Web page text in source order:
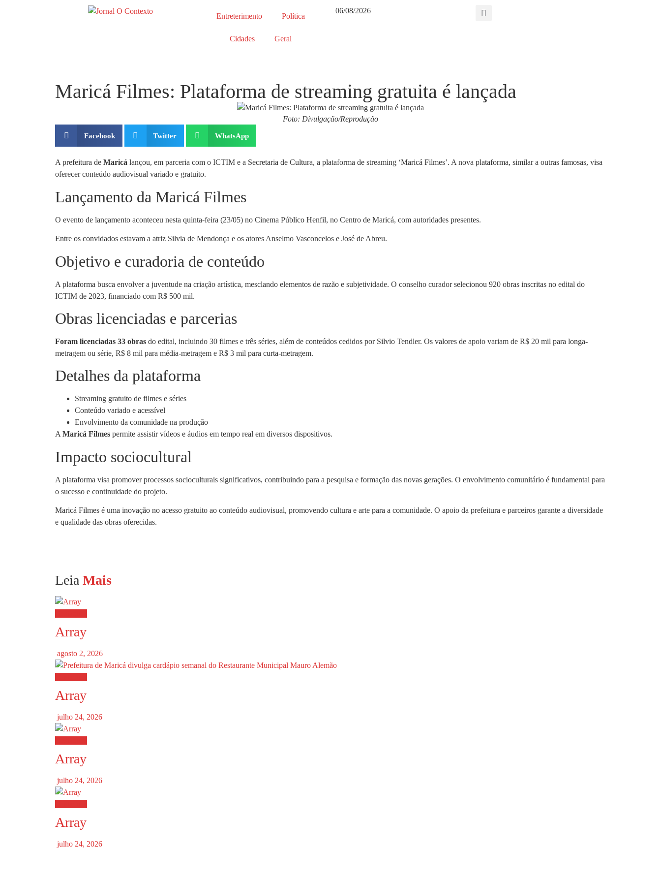
Entreterimento Política
Cidades Geral
06/08/2026
Maricá Filmes: Plataforma de streaming gratuita é lançada
Foto: Divulgação/Reprodução
Facebook Twitter WhatsApp
A prefeitura de Maricá lançou, em parceria com o ICTIM e a Secretaria de Cultura, a plataforma de streaming ‘Maricá Filmes’. A nova plataforma, similar a outras famosas, visa
oferecer conteúdo audiovisual variado e gratuito.
Lançamento da Maricá Filmes
O evento de lançamento aconteceu nesta quinta-feira (23/05) no Cinema Público Henfil, no Centro de Maricá, com autoridades presentes.
Entre os convidados estavam a atriz Silvia de Mendonça e os atores Anselmo Vasconcelos e José de Abreu.
Objetivo e curadoria de conteúdo
A plataforma busca envolver a juventude na criação artística, mesclando elementos de razão e subjetividade. O conselho curador selecionou 920 obras inscritas no edital do
ICTIM de 2023, financiado com R$ 500 mil.
Obras licenciadas e parcerias
Foram licenciadas 33 obras do edital, incluindo 30 filmes e três séries, além de conteúdos cedidos por Silvio Tendler. Os valores de apoio variam de R$ 20 mil para longa-
metragem ou série, R$ 8 mil para média-metragem e R$ 3 mil para curta-metragem.
Detalhes da plataforma
Streaming gratuito de filmes e séries
Conteúdo variado e acessível
Envolvimento da comunidade na produção
A Maricá Filmes permite assistir vídeos e áudios em tempo real em diversos dispositivos.
Impacto sociocultural
A plataforma visa promover processos socioculturais significativos, contribuindo para a pesquisa e formação das novas gerações. O envolvimento comunitário é fundamental para
o sucesso e continuidade do projeto.
Maricá Filmes é uma inovação no acesso gratuito ao conteúdo audiovisual, promovendo cultura e arte para a comunidade. O apoio da prefeitura e parceiros garante a diversidade
e qualidade das obras oferecidas.
Leia Mais
Array
agosto 2, 2026
Array
julho 24, 2026
Array
julho 24, 2026
Array
julho 24, 2026